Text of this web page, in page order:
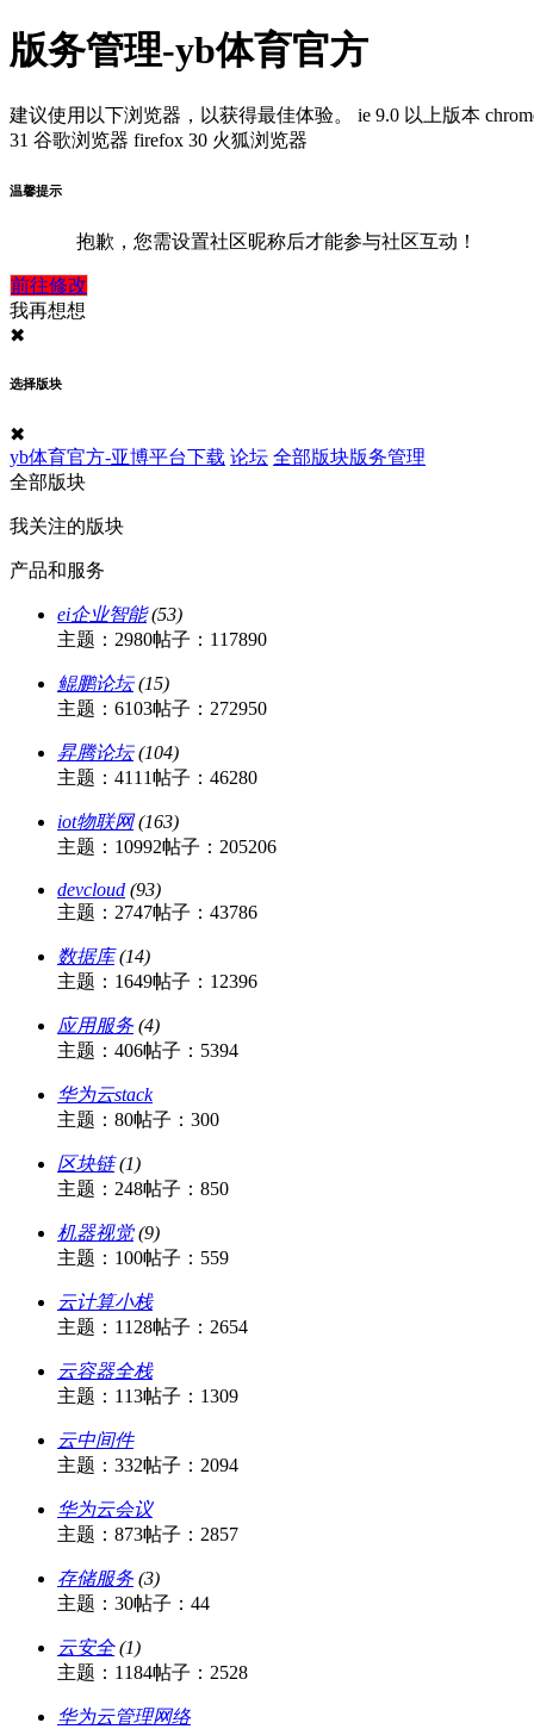
版务管理-yb体育官方
建议使用以下浏览器，以获得最佳体验。 ie 9.0 以上版本
31 谷歌浏览器 firefox 30 火狐浏览器
温馨提示
抱歉，您需设置社区昵称后才能参与社区互动！
前往修改
我再想想
✖
选择版块
✖
yb体育官方-亚博平台下载 论坛 全部版块版务管理
全部版块
我关注的版块
产品和服务
ei企业智能 (53)
主题：2980帖子：117890
鲲鹏论坛 (15)
主题：6103帖子：272950
昇腾论坛 (104)
主题：4111帖子：46280
iot物联网 (163)
主题：10992帖子：205206
devcloud (93)
主题：2747帖子：43786
数据库 (14)
主题：1649帖子：12396
应用服务 (4)
主题：406帖子：5394
华为云stack
主题：80帖子：300
区块链 (1)
主题：248帖子：850
机器视觉 (9)
主题：100帖子：559
云计算小栈
主题：1128帖子：2654
云容器全栈
主题：113帖子：1309
云中间件
主题：332帖子：2094
华为云会议
主题：873帖子：2857
存储服务 (3)
主题：30帖子：44
云安全 (1)
主题：1184帖子：2528
华为云管理网络